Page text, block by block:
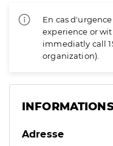
En cas
experience or
immediatly call
organization).
Adresse